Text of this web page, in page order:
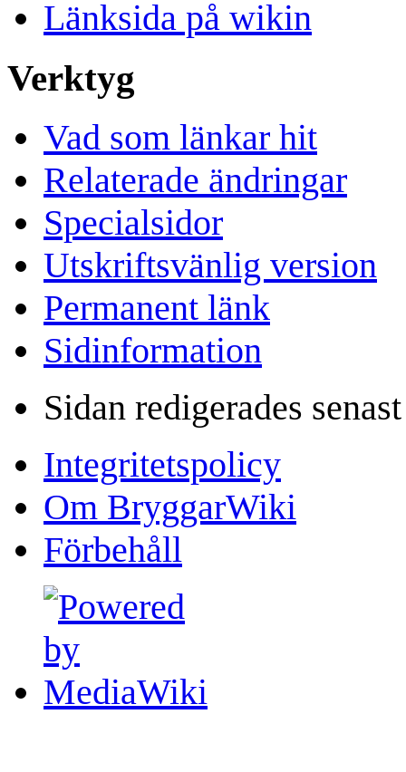
Länksida på wikin
Verktyg
Vad som länkar hit
Relaterade ändringar
Specialsidor
Utskriftsvänlig version
Permanent länk
Sidinformation
Sidan redigerades
Integritetspolicy
Om BryggarWiki
Förbehåll